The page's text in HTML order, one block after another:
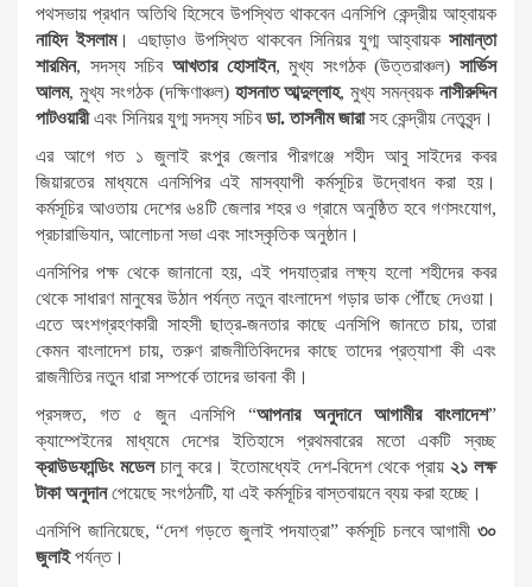
পথসভায় প্রধান অতিথি হিসেবে উপস্থিত থাকবেন এনসিপি কেন্দ্রীয় আহ্বায়ক
নাহিদ ইসলাম। এছাড়াও উপস্থিত থাকবেন সিনিয়র যুগ্ম আহ্বায়ক সামান্তা
শারমিন, সদস্য সচিব আখতার হোসাইন, মুখ্য সংগঠক (উত্তরাঞ্চল) সার্ভিস
আলম, মুখ্য সংগঠক (দক্ষিণাঞ্চল) হাসনাত আব্দুল্লাহ, মুখ্য সমন্বয়ক নাসীরুদ্দিন
পাটওয়ারীএবং সিনিয়র যুগ্ম সদস্য সচিবডা. তাসনীম জারাসহ কেন্দ্রীয় নেতৃবৃন্দ।
এর আগে গত ১ জুলাই রংপুর জেলার পীরগঞ্জে শহীদ আবু সাইদের কবর
জিয়ারতের মাধ্যমে এনসিপির এই মাসব্যাপী কর্মসূচির উদ্বোধন করা হয়।
কর্মসূচির আওতায় দেশের ৬৪টি জেলার শহর ও গ্রামে অনুষ্ঠিত হবে গণসংযোগ,
প্রচারাভিযান, আলোচনা সভা এবং সাংস্কৃতিক অনুষ্ঠান।
এনসিপির পক্ষ থেকে জানানো হয়, এই পদযাত্রার লক্ষ্য হলো শহীদের কবর
থেকে সাধারণ মানুষের উঠান পর্যন্ত নতুন বাংলাদেশ গড়ার ডাক পৌঁছে দেওয়া।
এতে অংশগ্রহণকারী সাহসী ছাত্র-জনতার কাছে এনসিপি জানতে চায়, তারা
কেমন বাংলাদেশ চায়, তরুণ রাজনীতিবিদদের কাছে তাদের প্রত্যাশা কী এবং
রাজনীতির নতুন ধারা সম্পর্কে তাদের ভাবনা কী।
প্রসঙ্গত, গত ৫ জুন এনসিপি “আপনার অনুদানে আগামীর বাংলাদেশ”
ক্যাম্পেইনের মাধ্যমে দেশের ইতিহাসে প্রথমবারের মতো একটি স্বচ্ছ
ক্রাউডফান্ডিং মডেলচালু করে। ইতোমধ্যেই দেশ-বিদেশ থেকে প্রায় ২১ লক্ষ
টাকা অনুদানপেয়েছে সংগঠনটি, যা এই কর্মসূচির বাস্তবায়নে ব্যয় করা হচ্ছে।
এনসিপি জানিয়েছে, “দেশ গড়তে জুলাই পদযাত্রা” কর্মসূচি চলবে আগামী ৩০
জুলাইপর্যন্ত।